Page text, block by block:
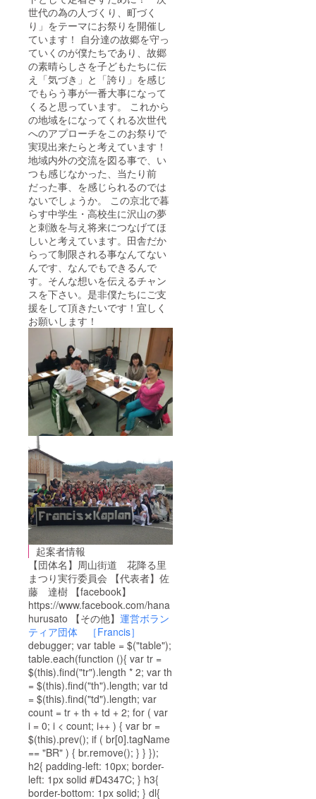
世代の為の人づくり、町づく
り」をテーマにお祭りを開催し
ています！ 自分達の故郷を守っ
ていくのが僕たちであり、故郷
の素晴らしさを子どもたちに伝
え「気づき」と「誇り」を感じ
でもらう事が一番大事になって
くると思っています。 これから
の地域をになってくれる次世代
へのアプローチをこのお祭りで
実現出来たらと考えています！
地域内外の交流を図る事で、い
つも感じなかった、当たり前
だった事、を感じられるのでは
ないでしょうか。 この京北で暮
らす中学生・高校生に沢山の夢
と刺激を与え将来につなげてほ
しいと考えています。田舎だか
らって制限される事なんてない
んです、なんでもできるんで
す。そんな想いを伝えるチャン
スを下さい。是非僕たちにご支
援をして頂きたいです！宜しく
お願いします！
起案者情報
【団体名】周山街道 花降る里
まつり実行委員会 【代表者】佐
藤 達樹 【facebook】
https://www.facebook.com/hana
hurusato 【その他】 運営ボラン
ティア団体 ［Francis］
debugger; var table = $("table");
table.each(function (){ var tr =
$(this).find("tr").length * 2; var th
= $(this).find("th").length; var td
= $(this).find("td").length; var
count = tr + th + td + 2; for ( var
i = 0; i < count; i++ ) { var br =
$(this).prev(); if ( br[0].tagName
== "BR" ) { br.remove(); } } });
h2{ padding-left: 10px; border-
left: 1px solid #D4347C; } h3{
border-bottom: 1px solid; } dl{